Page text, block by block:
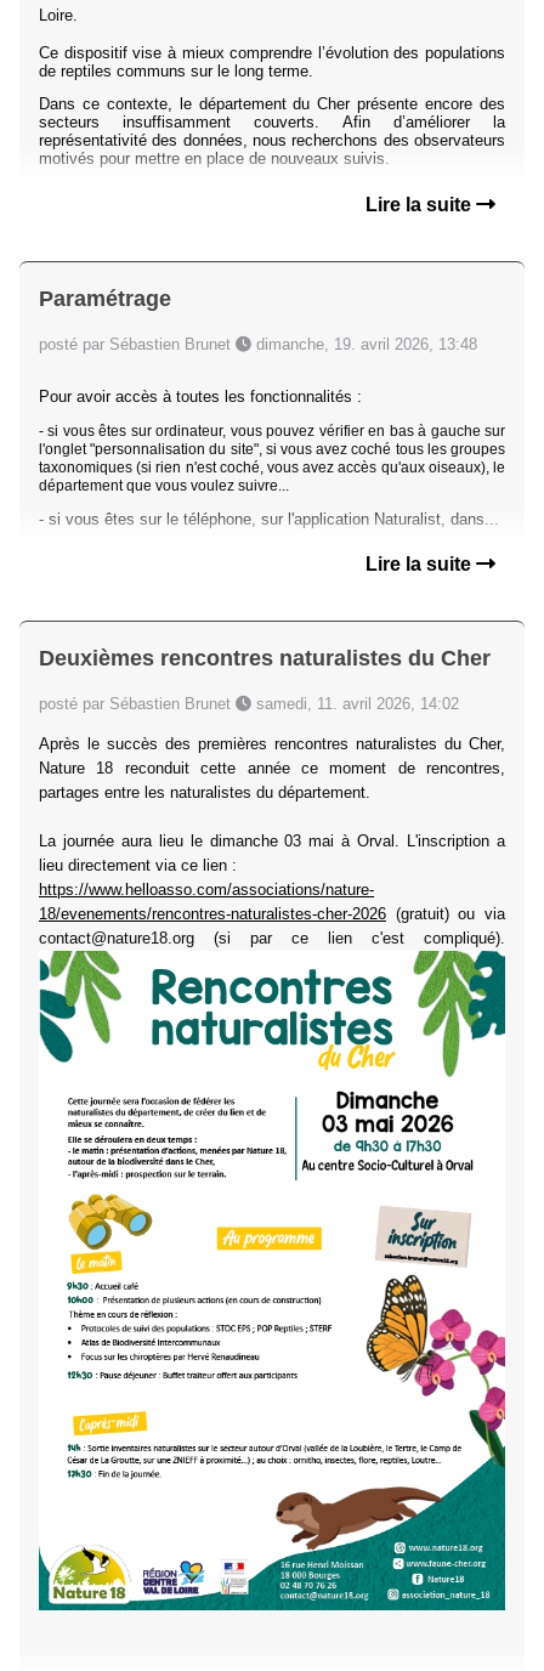
Loire.
Ce dispositif vise à mieux comprendre l’évolution des populations
de reptiles communs sur le long terme.
Dans ce contexte, le département du Cher présente encore des
secteurs insuffisamment couverts. Afin d’améliorer la
représentativité des données, nous recherchons des observateurs
motivés pour mettre en place de nouveaux suivis.
Lire la suite
Paramétrage
posté par Sébastien Brunet dimanche, 19. avril 2026, 13:48
Pour avoir accès à toutes les fonctionnalités :
- si vous êtes sur ordinateur, vous pouvez vérifier en bas à gauche sur
l'onglet "personnalisation du site", si vous avez coché tous les groupes
taxonomiques (si rien n'est coché, vous avez accès qu'aux oiseaux), le
département que vous voulez suivre...
- si vous êtes sur le téléphone, sur l'application Naturalist, dans...
Lire la suite
Deuxièmes rencontres naturalistes du Cher
posté par Sébastien Brunet samedi, 11. avril 2026, 14:02
Après le succès des premières rencontres naturalistes du Cher,
Nature 18 reconduit cette année ce moment de rencontres,
partages entre les naturalistes du département.
La journée aura lieu le dimanche 03 mai à Orval. L'inscription a
lieu directement via ce lien :
https://www.helloasso.com/associations/nature-
18/evenements/rencontres-naturalistes-cher-2026 (gratuit) ou via
contact@nature18.org (si par ce lien c'est compliqué).